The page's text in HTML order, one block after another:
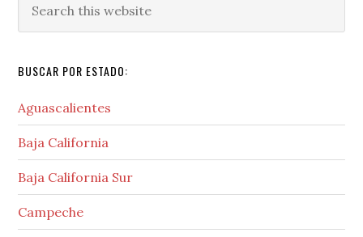
this
BUSCAR POR ESTADO:
Aguascalientes
Baja California
Baja California Sur
Campeche